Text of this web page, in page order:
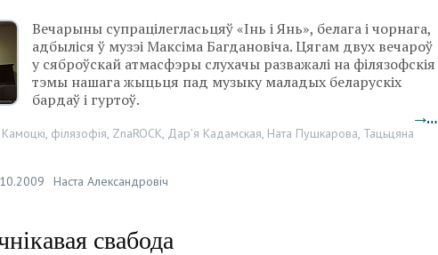
Вечарыны супрацілегласьцяў «Інь і Янь», белага і чорнага,
адбыліся ў музэі Максіма Багдановіча. Цягам двух вечароў
у сяброўскай атмасфэры слухачы разважалі на філязофскія
тэмы нашага жыцьця пад музыку маладых беларускіх
бардаў і гуртоў.
→…
, філязофія, ZnaROCK, Дар’я Кадамская, Ната Пушкарова, Тацьцяна
Наста Александровіч
свабода